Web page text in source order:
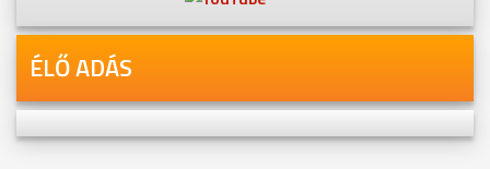
ÉLŐ ADÁS